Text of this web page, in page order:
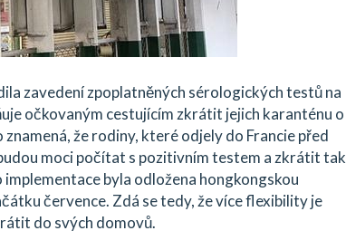
zavedení zpoplatněných sérologických testů na
očkovaným cestujícím zkrátit jejich karanténu o
že rodiny, které odjely do Francie před
moci počítat s pozitivním testem a zkrátit tak
byla odložena hongkongskou
července. Zdá se tedy, že více flexibility je
do svých domovů.